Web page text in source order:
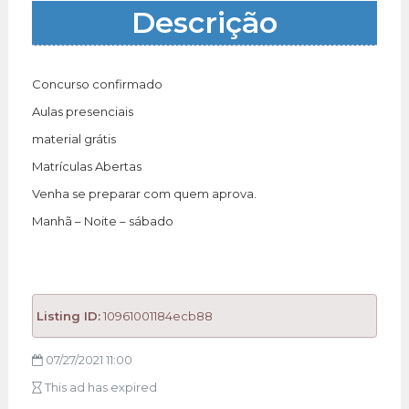
Descrição
Concurso confirmado
Aulas presenciais
material grátis
Matrículas Abertas
Venha se preparar com quem aprova.
Manhã – Noite – sábado
Listing ID:10961001184ecb88
07/27/2021 11:00
This ad has expired